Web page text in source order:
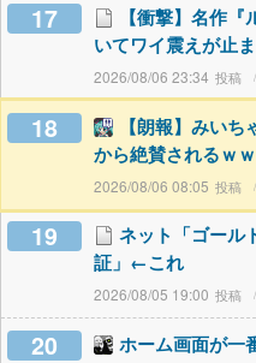
17
【衝撃】名作
いてワイ震えが止
2026/08/06 23:34
18
【朗報】みい
から絶賛されるｗ
2026/08/06 08:05
19
ネット「ゴール
証」←これ
2026/08/05 19:00
20 ホーム画面が一